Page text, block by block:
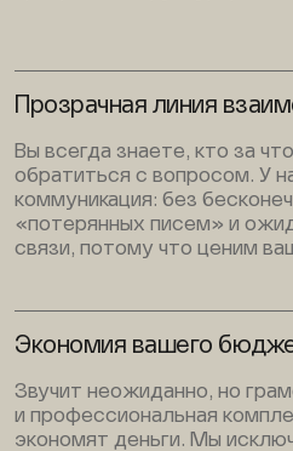
Прозрачная линия
Вы всегда знаете, кто за
обратиться с вопросом. У
коммуникация: без
«потерянных писем» и
связи, потому что ценим
Экономия вашего
Звучит неожиданно, но
и профессиональная
экономят деньги. Мы